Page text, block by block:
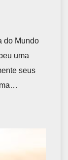
do Mundo
uma
seus